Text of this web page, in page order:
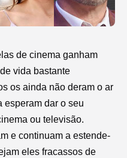
de cinema ganham
vida bastante
os ainda não deram o ar
esperam dar o seu
ou televisão.
e continuam a estende-
eles fracassos de